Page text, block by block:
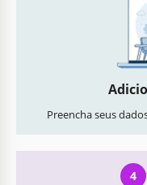
Preencha seus
4